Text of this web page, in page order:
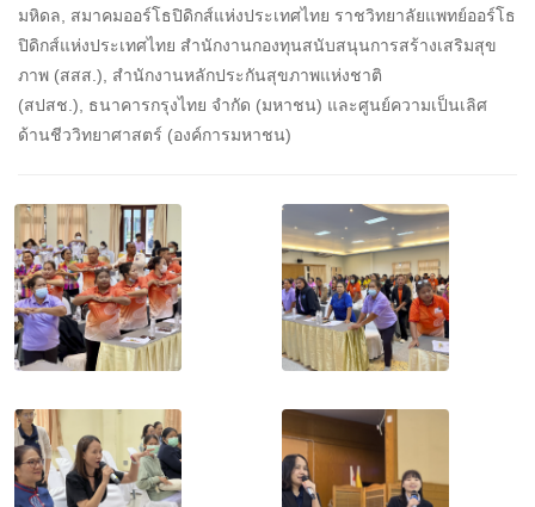
มหิดล, สมาคมออร์โธปิดิกส์แห่งประเทศไทย ราชวิทยาลัยแพทย์ออร์โธ
ปิดิกส์แห่งประเทศไทย สำนักงานกองทุนสนับสนุนการสร้างเสริมสุข
ภาพ (สสส.), สำนักงานหลักประกันสุขภาพแห่งชาติ
(สปสช.), ธนาคารกรุงไทย จำกัด (มหาชน) และศูนย์ความเป็นเลิศ
ด้านชีววิทยาศาสตร์ (องค์การมหาชน)